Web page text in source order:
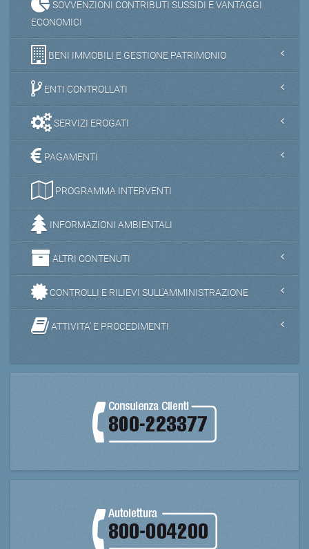
SOVVENZIONI CONTRIBUTI SUSSIDI E VANTAGGI
ECONOMICI
BENI IMMOBILI E GESTIONE PATRIMONIO
ENTI CONTROLLATI
SERVIZI EROGATI
PAGAMENTI
PROGRAMMA INTERVENTI
INFORMAZIONI AMBIENTALI
ALTRI CONTENUTI
CONTROLLI E RILIEVI SULL'AMMINISTRAZIONE
ATTIVITA' E PROCEDIMENTI